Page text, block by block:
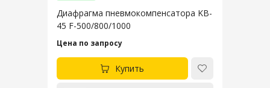
Диафрагма пневмокомпенсатора KB-
45 F-500/800/1000
Цена по запросу
Купить